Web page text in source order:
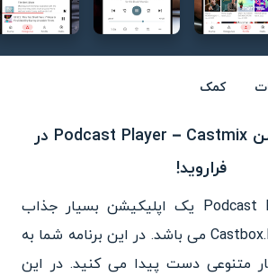
کمک
دانلود اپلیکیشن Podcast Player – Castmix در
فراروید!
Podcast Player – Castmix یک اپلیکیشن بسیار جذاب
پادکست توسط Castbox.FM می باشد. در این برنامه شما به
متنوعی دست پیدا می کنید. در این